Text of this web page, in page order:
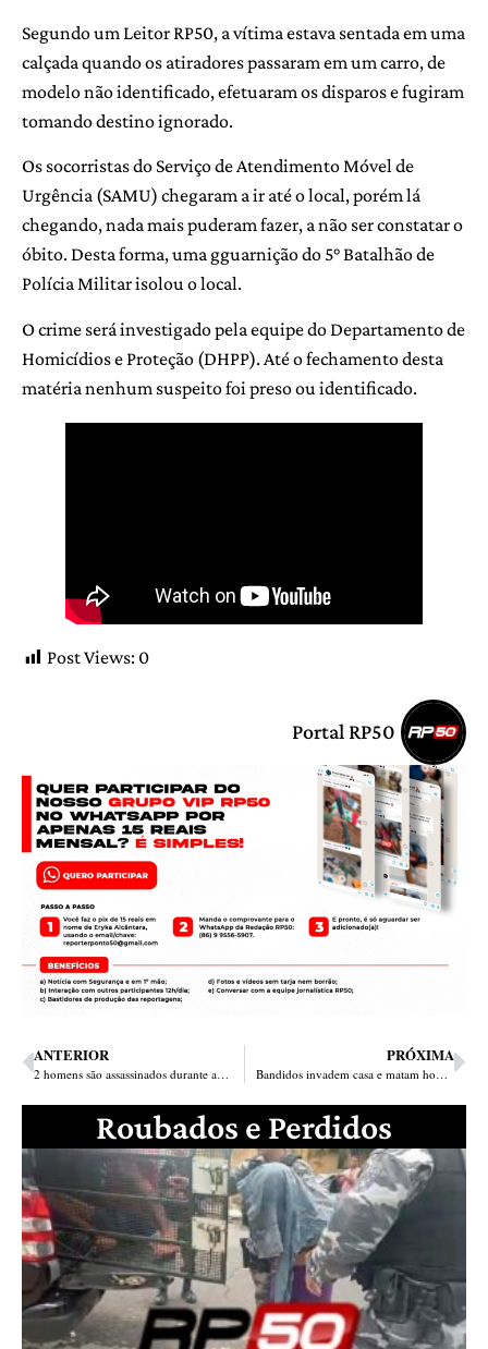
Segundo um Leitor RP50, a vítima estava sentada em uma
calçada quando os atiradores passaram em um carro, de
modelo não identificado, efetuaram os disparos e fugiram
tomando destino ignorado.
Os socorristas do Serviço de Atendimento Móvel de
Urgência (SAMU) chegaram a ir até o local, porém lá
chegando, nada mais puderam fazer, a não ser constatar o
óbito. Desta forma, uma gguarnição do 5° Batalhão de
Polícia Militar isolou o local.
O crime será investigado pela equipe do Departamento de
Homicídios e Proteção (DHPP). Até o fechamento desta
matéria nenhum suspeito foi preso ou identificado.
Post Views: 0
Portal RP50
ANTERIOR
2 homens são assassinados durante arraiá na Vila São Francisco em Teresina
PRÓXIMA
Bandidos invadem casa e matam homem a tiros na Vila Meio Norte; 4° assassinato em 8h
Roubados e Perdidos